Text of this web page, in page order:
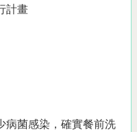
計畫
病菌感染，確實餐前洗